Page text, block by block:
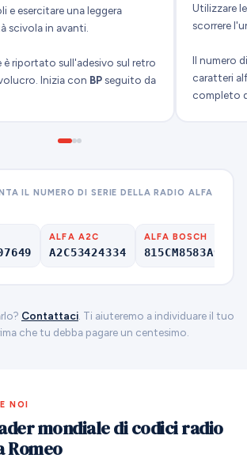
e esercitare una leggera
scivola in avanti.
è riportato sull'adesivo sul retro
Inizia con BPseguito da
Utilizzare
scorrere
Il numero
caratteri
completo
IL NUMERO DI SERIE DELLA RADIO ALFA
ALFA A2C
A2C53424334
ALFA BOSCH
Contattaci . Ti aiuteremo a individuare il tuo
che tu debba pagare un centesimo.
NOI
mondiale di codici radio
Romeo